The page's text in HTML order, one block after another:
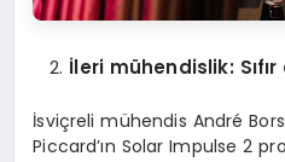
İleri mühendislik:
İsviçreli mühendis André
Piccard’ın Solar Impulse 2